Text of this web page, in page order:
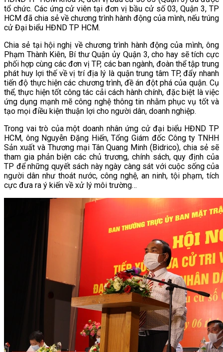
tổ chức. Các ứng cử viên tại đơn vị bầu cử số 03, Quận 3, TP
HCM đã chia sẻ về chương trình hành động của mình, nếu trúng
cử Đại biểu HĐND TP HCM.
Chia sẻ tại hội nghị về chương trình hành động của mình, ông
Phạm Thành Kiên, Bí thư Quận ủy Quận 3, cho hay sẽ tích cực
phối hợp cùng các đơn vị TP, các ban ngành, đoàn thể tập trung
phát huy lợi thế về vị trí địa lý là quận trung tâm TP, đẩy nhanh
tiến độ thực hiện các chương trình, đề án đột phá của quận. Cụ
thể, thực hiện tốt công tác cải cách hành chính, đặc biệt là việc
ứng dụng mạnh mẽ công nghệ thông tin nhằm phục vụ tốt và
tạo mọi điều kiện thuận lợi cho người dân, doanh nghiệp.
Trong vai trò của một doanh nhân ứng cử đại biểu HĐND TP
HCM, ông Nguyễn Đặng Hiến, Tổng Giám đốc Công ty TNHH
Sản xuất và Thương mại Tân Quang Minh (Bidrico), chia sẻ sẽ
tham gia phản biện các chủ trương, chính sách, quy định của
TP để những quyết sách này ngày càng sát với cuộc sống của
người dân như thoát nước, công nghệ, an ninh, tội phạm, tích
cực đưa ra ý kiến về xử lý môi trường…